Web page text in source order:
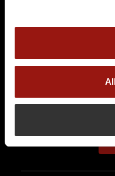
70771 Musberg
Auf der Karte